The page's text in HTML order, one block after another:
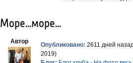
Море...море...
Автор Опубликовано: 2611 дней
2019)